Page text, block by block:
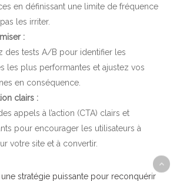
en définissant une limite de fréquence
les irriter.
:
des tests A/B pour identifier les
les plus performantes et ajustez vos
en conséquence.
clairs :
appels à l’action (CTA) clairs et
pour encourager les utilisateurs à
votre site et à convertir.
une stratégie puissante pour reconquérir